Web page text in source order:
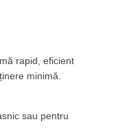
rapid, eficient
minimă.
sau pentru